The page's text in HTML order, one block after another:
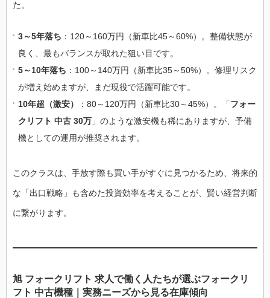
た。
3～5年落ち ：120～160万円（新車比45～60%）。整備状態が
良く、最もバランスが取れた狙い目です。
5～10年落ち ：100～140万円（新車比35～50%）。修理リスク
が増え始めますが、まだ現役で活躍可能です。
10年超（激安）
：80～120万円（新車比30～45%）。「フォー
クリフト 中古 30万 」のような激安機も稀にありますが、予備
機としての運用が推奨されます。
このクラスは、手放す際も買い手がすぐに見つかるため、将来的
な「出口戦略」も含めた投資効率を考えることが、賢い経営判断
に繋がります。
旭 フォークリフト 求人で働く人たちが選ぶフォークリ
フト 中古機種｜実務ニーズから見る在庫傾向